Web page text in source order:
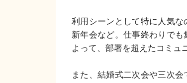
利用シーンとして特に人気
新年会など。仕事終わりで
よって、部署を超えたコミュ
また、結婚式二次会や三次